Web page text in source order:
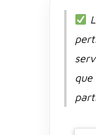
que